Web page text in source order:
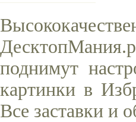
поднимут
картинки в
Все заставки и